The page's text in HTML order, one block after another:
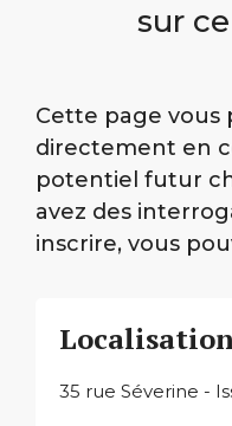
sur
Cette page
directement en
potentiel futur
avez des
inscrire, vous
35 rue Séverine -